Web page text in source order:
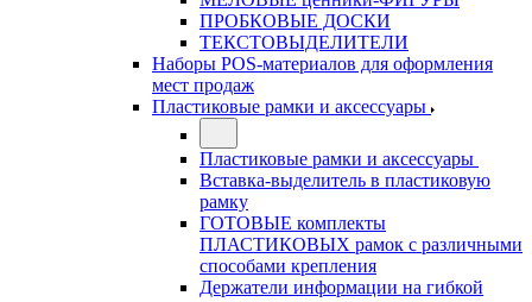
ПРОБКОВЫЕ ДОСКИ
ТЕКСТОВЫДЕЛИТЕЛИ
Наборы POS-материалов для оформления
мест продаж
Пластиковые рамки и аксессуары
Пластиковые рамки и аксессуары
Вставка-выделитель в пластиковую
рамку
ГОТОВЫЕ комплекты
ПЛАСТИКОВЫХ рамок с различными
способами крепления
Держатели информации на гибкой